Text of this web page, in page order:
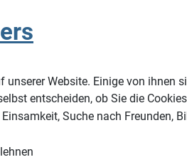
Suche nach Freunden,
unserer Website. Einige von ihnen
entscheiden, ob Sie die